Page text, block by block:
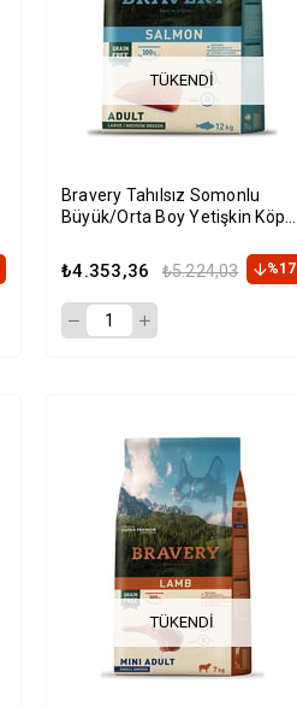
TÜKENDI
Bravery Tahılsız Somonlu
Büyük/Orta Boy Yetişkin Köpek
₺4.353,36 ₺5.224,03 %17
TÜKENDI